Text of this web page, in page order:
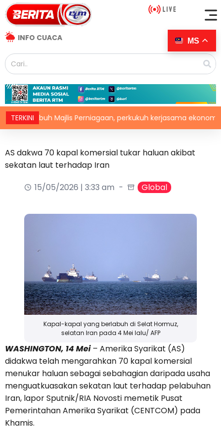
INFO CUACA
TERKINIMajlis Perniagaan, perkukuh kerjasama ekonomi
AS dakwa 70 kapal komersial tukar haluan akibat
sekatan laut terhadap Iran
15/05/2026 | 3:33 am
Global
Kapal-kapal yang berlabuh di Selat Hormuz,
selatan Iran pada 4 Mei lalu/ AFP
WASHINGTON, 14 Mei– Amerika Syarikat (AS)
didakwa telah mengarahkan 70 kapal komersial
menukar haluan sebagai sebahagian daripada usaha
menguatkuasakan sekatan laut terhadap pelabuhan
Iran, lapor Sputnik/RIA Novosti memetik Pusat
Pemerintahan Amerika Syarikat (CENTCOM) pada
Khamis.
MS